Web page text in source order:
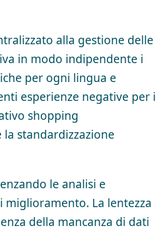
alla gestione delle
in modo indipendente i
per ogni lingua e
esperienze negative per i
shopping
standardizzazione
le analisi e
miglioramento. La lentezza
della mancanza di dati